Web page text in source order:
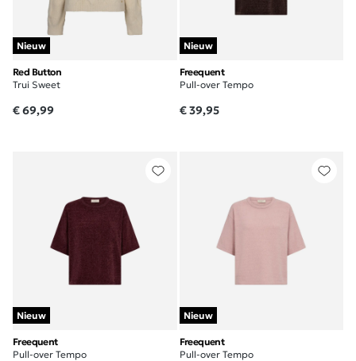
Nieuw
Red Button
Trui Sweet
€ 69,99
Nieuw
Freequent
Pull-over Tempo
€ 39,95
Nieuw
Freequent
Pull-over Tempo
Nieuw
Freequent
Pull-over Tempo